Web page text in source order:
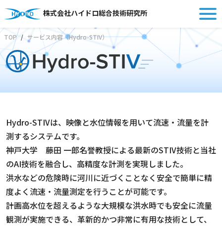
株式会社ハイドロ総合技術研究所
TOP サービス内容（Hydro-STIV）
Hydro-STIVは、映像と水位情報を用いて流速・流量を計
測するシステムです。
神戸大学 藤田 一郎名誉教授による最新のSTIV技術と当社
のAI技術を融合し、高精度な計測を実現しました。
洪水などの危険時に河川に近づくことなく安全で簡単に精
度よく流速・流量測定を行うことが可能です。
計画高水位を超えるような大規模な洪水時でも安全に流量
観測が実施できる、革新的かつ非常に有用な技術として、